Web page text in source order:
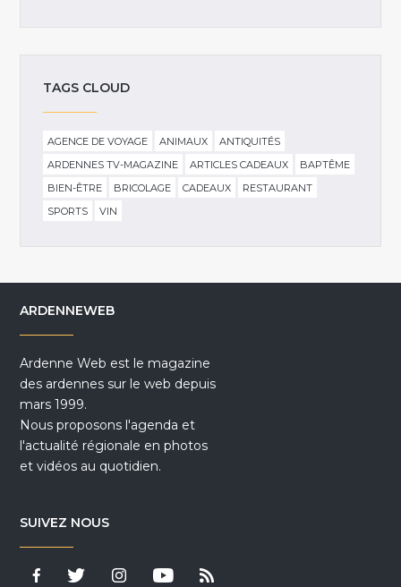
TAGS CLOUD
AGENCE DE VOYAGE ANIMAUX
ANTIQUITÉS
ARDENNES TV-MAGAZINE
ARTICLES CADEAUX
BAPTÊME
BIEN-ÊTRE
BRICOLAGE CADEAUX
RESTAURANT
SPORTS
VIN
ARDENNEWEB
Ardenne Web est le magazine
des ardennes sur le web depuis
mars 1999.
Nous proposons l'agenda et
l'actualité régionale en photos
et vidéos au quotidien.
SUIVEZ NOUS